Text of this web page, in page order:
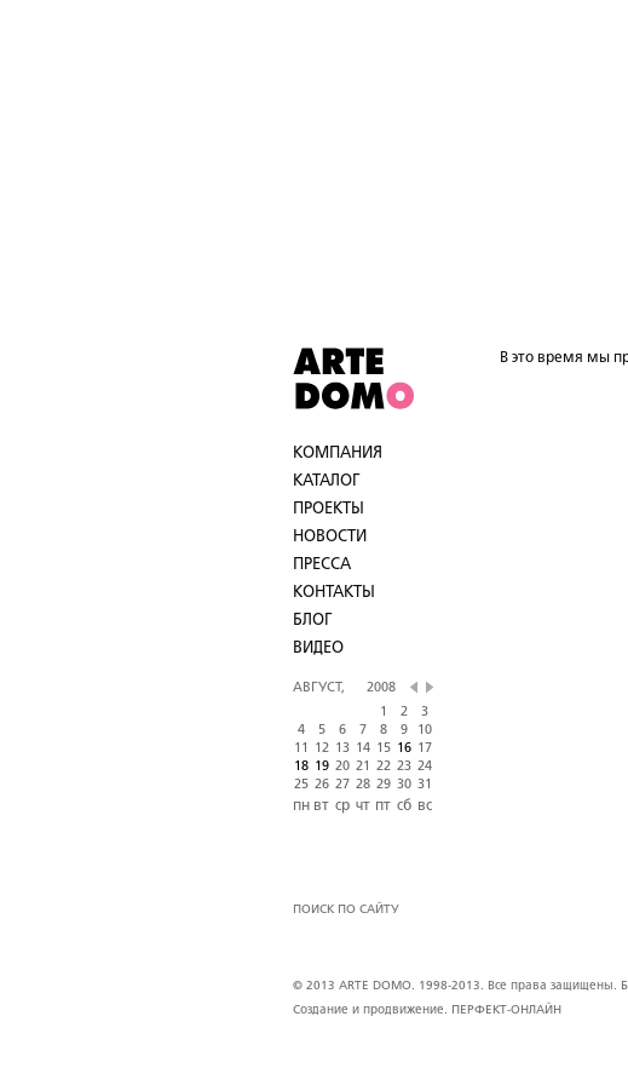
КОМПАНИЯ
КАТАЛОГ
ПРОЕКТЫ
НОВОСТИ
ПРЕССА
КОНТАКТЫ
БЛОГ
ВИДЕО
АВГУСТ,
2008
1
2
3
4
5 6 7 8 9
10
11
12 13 14 15 16
17
18 19 20 21 22 23 24
25 26 27 28 29 30 31
пн вт ср чт пт сб вс
ПОИСК ПО САЙТУ
В это время мы
© 2013 ARTE DOMO. 1998-2013. Все права защищены.
Создание и продвижение. ПЕРФЕКТ-ОНЛАЙН